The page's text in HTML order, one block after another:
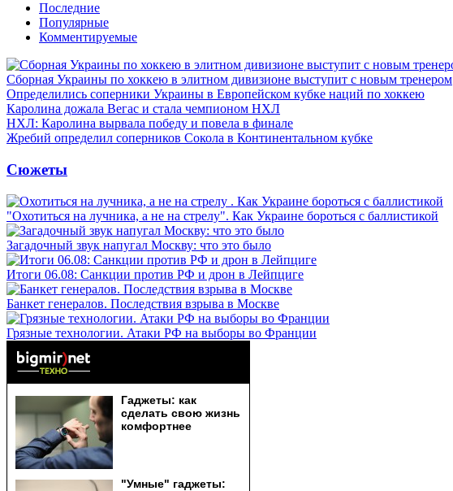
Последние
Популярные
Комментируемые
Сборная Украины по хоккею в элитном дивизионе выступит с новым тренером
Определились соперники Украины в Европейском кубке наций по хоккею
Каролина дожала Вегас и стала чемпионом НХЛ
НХЛ: Каролина вырвала победу и повела в финале
Жребий определил соперников Сокола в Континентальном кубке
Сюжеты
"Охотиться на лучника, а не на стрелу". Как Украине бороться с баллистикой
Загадочный звук напугал Москву: что это было
Итоги 06.08: Санкции против РФ и дрон в Лейпциге
Банкет генералов. Последствия взрыва в Москве
Грязные технологии. Атаки РФ на выборы во Франции